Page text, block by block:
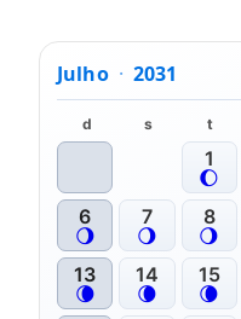
Julho · 2031
d s t
1
🌔
6
🌖
7
🌖
8
🌖
13
🌘
14
🌘
15
🌘